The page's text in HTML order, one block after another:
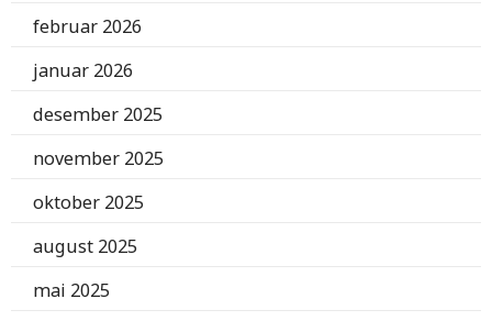
februar 2026
januar 2026
desember 2025
november 2025
oktober 2025
august 2025
mai 2025